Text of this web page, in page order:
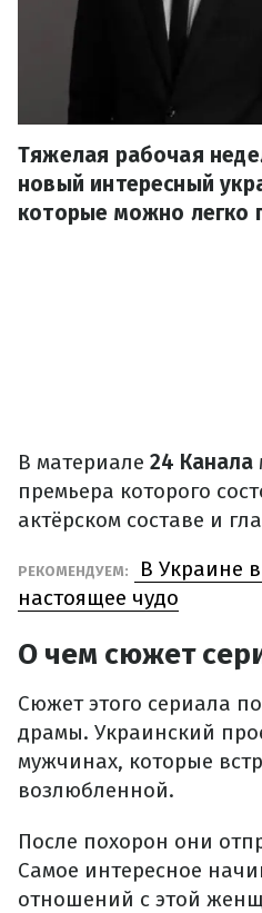
Тяжелая рабочая
новый интересный
которые можно легко
В материале 24 Канала
премьера которого
актёрском составе и
РЕКОМЕНДУЕМ:
В Украине
настоящее чудо
О чем сюжет
Сюжет этого сериала
драмы. Украинский
мужчинах, которые
возлюбленной.
После похорон они
Самое интересное
отношений с этой